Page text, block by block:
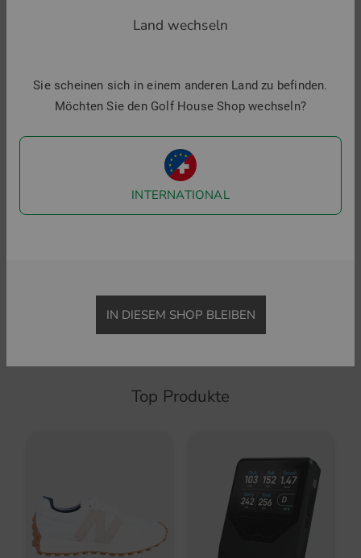
84,95 €
Top Produkte
Land wechseln
Sie scheinen sich in einem anderen Land zu befinden.
Möchten Sie den Golf House Shop wechseln?
INTERNATIONAL
IN DIESEM SHOP BLEIBEN